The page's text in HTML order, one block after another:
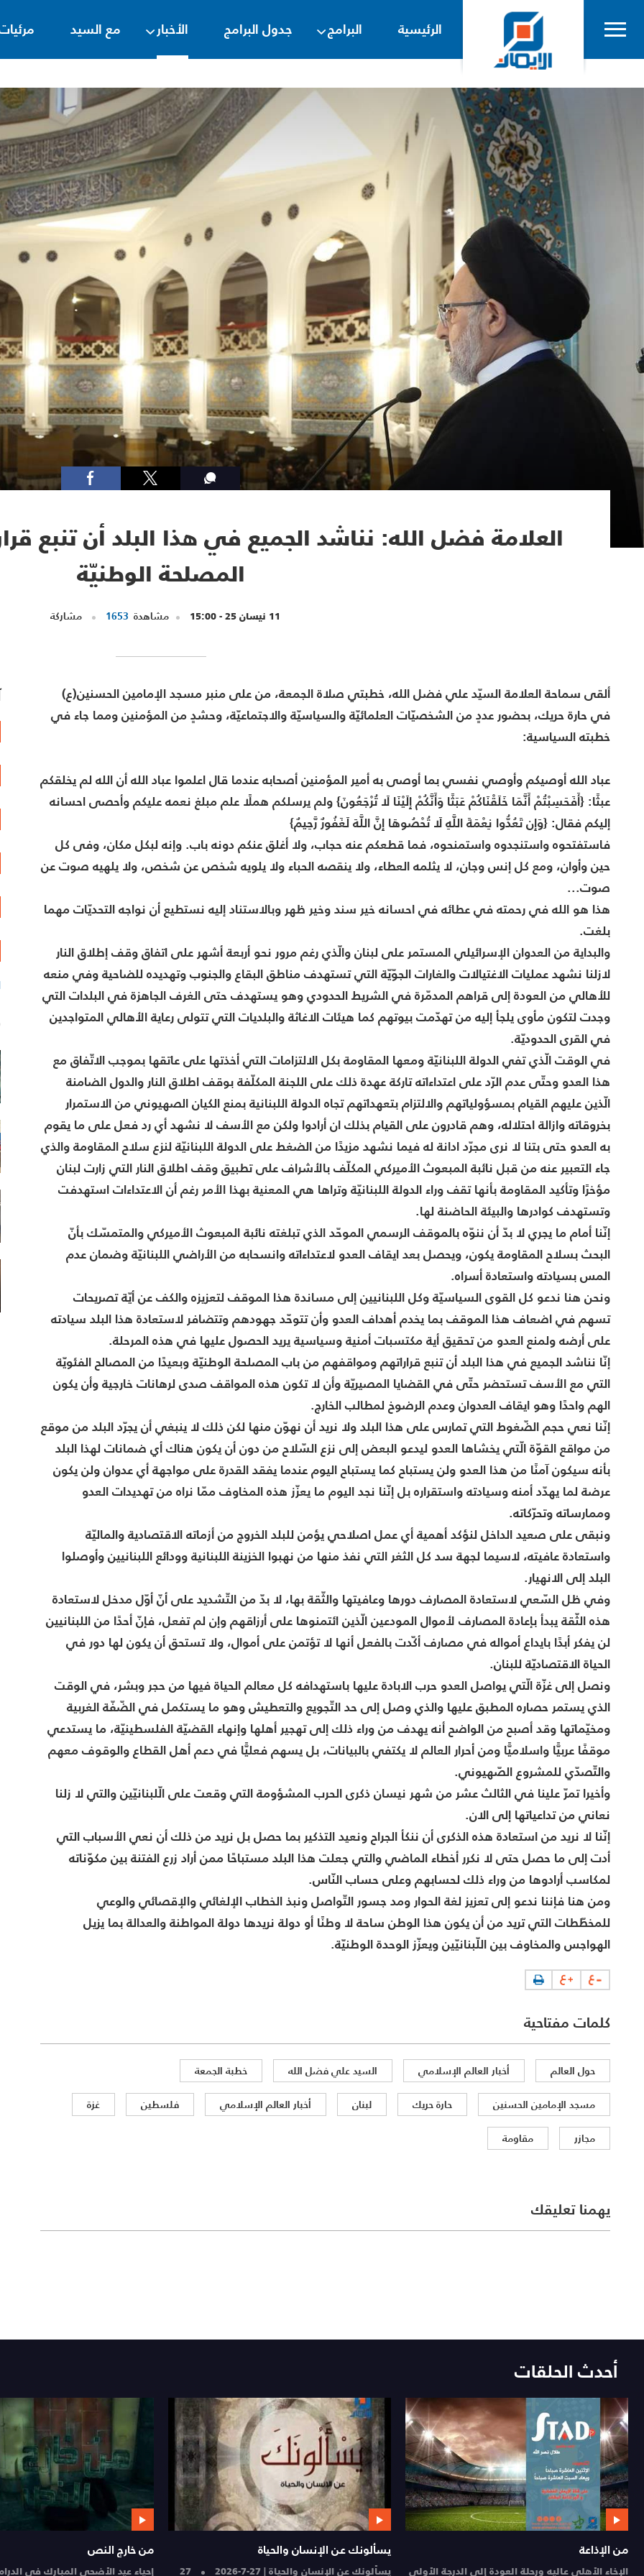
الرئيسية البرامج جدول البرامج الأخبار مع السيد
العلامة فضل الله: نناشد الجميع في هذا البلد أن تنبع
المصلحة الوطنيّة
11 نيسان 25 - 15:00 مشاهدة 1653 مشاركة
ألقى سماحة العلامة السيّد علي فضل الله، خطبتي صلاة الجمعة، من على منبر مسجد الإمامين الحسنين(ع)
في حارة حريك، بحضور عددٍ من الشخصيّات العلمائيّة والسياسيّة والاجتماعيّة، وحشدٍ من المؤمنين ومما جاء في
خطبته السياسية:
عباد الله أوصيكم وأوصي نفسي بما أوصى به أمير المؤمنين أصحابه عندما قال اعلموا عباد الله أن الله لم يخلقكم
عبثًا: {أَفَحَسِبْتُمْ أَنَّمَا خَلَقْنَاكُمْ عَبَثًا وَأَنَّكُمْ إِلَيْنَا لَا تُرْجَعُونَ} ولم يرسلكم هملًا علم مبلغ نعمه عليكم وأحصى احسانه
إليكم فقال: {وَإِن تَعُدُّوا نِعْمَةَ اللَّهِ لَا تُحْصُوهَا إِنَّ اللَّهَ لَغَفُورٌ رَّحِيمٌ}
فاستفتحوه واستنجدوه واستمنحوه، فما قطعكم عنه حجاب، ولا أغلق عنكم دونه باب. وإنه لبكل مكان، وفى كل
حين وأوان، ومع كل إنس وجان، لا يثلمه العطاء، ولا ينقصه الحباء ولا يلويه شخص عن شخص، ولا يلهيه صوت عن
صوت...
هذا هو الله في رحمته في عطائه في احسانه خير سند وخير ظهر وبالاستناد إليه نستطيع أن نواجه التحديّات مهما
بلغت.
والبداية من العدوان الإسرائيلي المستمر على لبنان والّذي رغم مرور نحو أربعة أشهر على اتفاق وقف إطلاق النار
لازلنا نشهد عمليات الاغتيالات والغارات الجوّيّة التي تستهدف مناطق البقاع والجنوب وتهديده للضاحية وفي منعه
للأهالي من العودة إلى قراهم المدمّرة في الشريط الحدودي وهو يستهدف حتى الغرف الجاهزة في البلدات التي
وجدت لتكون مأوى يلجأ إليه من تهدّمت بيوتهم كما هيئات الاغاثة والبلديات التي تتولى رعاية الأهالي المتواجدين
في القرى الحدوديّة.
في الوقت الّذي تفي الدولة اللبنانيّة ومعها المقاومة بكل الالتزامات التي أخذتها على عاتقها بموجب الاتّفاق مع
هذا العدو وحتّى عدم الرّد على اعتداءاته تاركة عهدة ذلك على اللجنة المكلّفة بوقف اطلاق النار والدول الضامنة
الّذين عليهم القيام بمسؤولياتهم والالتزام بتعهداتهم تجاه الدولة اللبنانية بمنع الكيان الصهيوني من الاستمرار
بخروقاته وازالة احتلاله، وهم قادرون على القيام بذلك ان أرادوا ولكن مع الأسف لا نشهد أي رد فعل على ما يقوم
به العدو حتى بتنا لا نرى مجرّد ادانة له فيما نشهد مزيدًا من الضغط على الدولة اللبنانيّة لنزع سلاح المقاومة والذي
جاء التعبير عنه من قبل نائبة المبعوث الأميركي المكلّف بالأشراف على تطبيق وقف اطلاق النار التي زارت لبنان
مؤخرًا وتأكيد المقاومة بأنها تقف وراء الدولة اللبنانيّة وتراها هي المعنية بهذا الأمر رغم أن الاعتداءات استهدفت
وتستهدف كوادرها والبيئة الحاضنة لها.
إنّنا أمام ما يجري لا بدّ أن ننوّه بالموقف الرسمي الموحّد الذي تبلغته نائبة المبعوث الأميركي والمتمسّك بأنّ
البحث بسلاح المقاومة يكون، ويحصل بعد ايقاف العدو لاعتداءاته وانسحابه من الأراضي اللبنانيّة وضمان عدم
المس بسيادته واستعادة أسراه.
ونحن هنا ندعو كل القوى السياسيّة وكل اللبنانيين إلى مساندة هذا الموقف لتعزيزه والكف عن أيّة تصريحات
تسهم في اضعاف هذا الموقف بما يخدم أهداف العدو وأن تتوحّد جهودهم وتتضافر لاستعادة هذا البلد سيادته
على أرضه ولمنع العدو من تحقيق أية مكتسبات أمنية وسياسية يريد الحصول عليها في هذه المرحلة.
إنّا نناشد الجميع في هذا البلد أن تنبع قراراتهم ومواقفهم من باب المصلحة الوطنيّة وبعيدًا من المصالح الفئويّة
التي مع الأسف تستحضر حتّى في القضايا المصيريّة وأن لا تكون هذه المواقف صدى لرهانات خارجية وأن يكون
الهم واحدًا وهو ايقاف العدوان وعدم الرضوخ لمطالب الخارج.
إنّنا نعي حجم الضّغوط التي تمارس على هذا البلد ولا نريد أن نهوّن منها لكن ذلك لا ينبغي أن يجرّد البلد من موقع
من مواقع القوّة الّتي يخشاها العدو ليدعو البعض إلى نزع السّلاح من دون أن يكون هناك أي ضمانات لهذا البلد
بأنه سيكون آمنًا من هذا العدو ولن يستباح كما يستباح اليوم عندما يفقد القدرة على مواجهة أي عدوان ولن يكون
عرضة لما يهدّد أمنه وسيادته واستقراره بل إنّنا نجد اليوم ما يعزّز هذه المخاوف ممّا نراه من تهديدات العدو
وممارساته وتحرّكاته.
ونبقى على صعيد الداخل لنؤكد أهمية أي عمل اصلاحي يؤمن للبلد الخروج من أزماته الاقتصادية والماليّة
واستعادة عافيته، لاسيما لجهة سد كل الثغر التي نفذ منها من نهبوا الخزينة اللبنانية وودائع اللبنانيين وأوصلوا
البلد إلى الانهيار.
وفي ظل السّعي لاستعادة المصارف دورها وعافيتها والثّقة بها، لا بدّ من التّشديد على أنّ أوّل مدخل لاستعادة
هذه الثّقة يبدأ بإعادة المصارف لأموال المودعين الّذين ائتمنوها على أرزاقهم وإن لم تفعل، فإنّ أحدًا من اللبنانيين
لن يفكر أبدًا بايداع أمواله في مصارف أكّدت بالفعل أنها لا تؤتمن على أموال، ولا تستحق أن يكون لها دور في
الحياة الاقتصاديّة للبنان.
ونصل إلى غزّة الّتي يواصل العدو حرب الابادة عليها باستهدافه كل معالم الحياة فيها من حجر وبشر، في الوقت
الذي يستمر حصاره المطبق عليها والذي وصل إلى حد التّجويع والتعطيش وهو ما يستكمل في الضّفّة الغربية
ومخيّماتها وقد أصبح من الواضح أنه يهدف من وراء ذلك إلى تهجير أهلها وإنهاء القضيّة الفلسطينيّة، ما يستدعي
موقفًا عربيًّا واسلاميًّا ومن أحرار العالم لا يكتفي بالبيانات، بل يسهم فعليًّا في دعم أهل القطاع والوقوف معهم
والتّصدّي للمشروع الصّهيوني.
وأخيرا تمرّ علينا في الثالث عشر من شهر نيسان ذكرى الحرب المشؤومة التي وقعت على الّلبنانيّين والتي لا زلنا
نعاني من تداعياتها إلى الان.
إنّنا لا نريد من استعادة هذه الذكرى أن ننكأ الجراح ونعيد التذكير بما حصل بل نريد من ذلك أن نعي الأسباب التي
أدت إلى ما حصل حتى لا نكرر أخطاء الماضي والتي جعلت هذا البلد مستباحًا ممن أراد زرع الفتنة بين مكوّناته
لمكاسب أرادوها من وراء ذلك لحسابهم وعلى حساب النّاس.
ومن هنا فإننا ندعو إلى تعزيز لغة الحوار ومد جسور التّواصل ونبذ الخطاب الإلغائي والإقصائي والوعي
للمخطّطات التي تريد من أن يكون هذا الوطن ساحة لا وطنًا أو دولة نريدها دولة المواطنة والعدالة بما يزيل
الهواجس والمخاوف بين اللّبنانيّين ويعزّز الوحدة الوطنيّة.
كلمات مفتاحية
حول العالم أخبار العالم الإسلامي السيد علي فضل الله
خطبة الجمعة
مسجد الإمامين الحسنين
حارة حريك لبنان أخبار العالم الإسلامي فلسطين
غزة
مجازر
مقاومة
يهمنا تعليقك
أحدث الحلقات
من الإذاعة
الإخاء الأهلي عاليه ورحلة العودة إلى الدرجة الأولى
يسألونك عن الإنسان والحياة
يسألونك عن الإنسان والحياة | 27-7-2026
27
من خارج النص
إحياء عيد الأضحى المبارك في